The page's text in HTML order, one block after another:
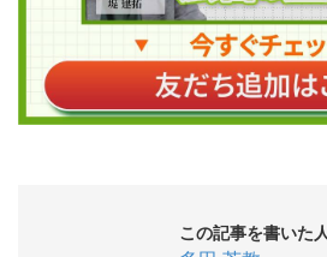
この記事を書いた